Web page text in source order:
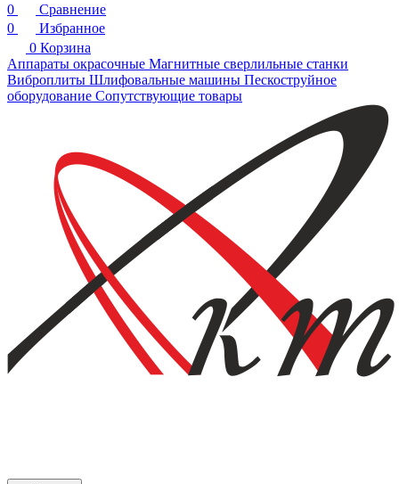
0
Сравнение
0
Избранное
0 Корзина
Аппараты окрасочные Магнитные сверлильные станки
Виброплиты Шлифовальные машины Пескоструйное
оборудование Сопутствующие товары